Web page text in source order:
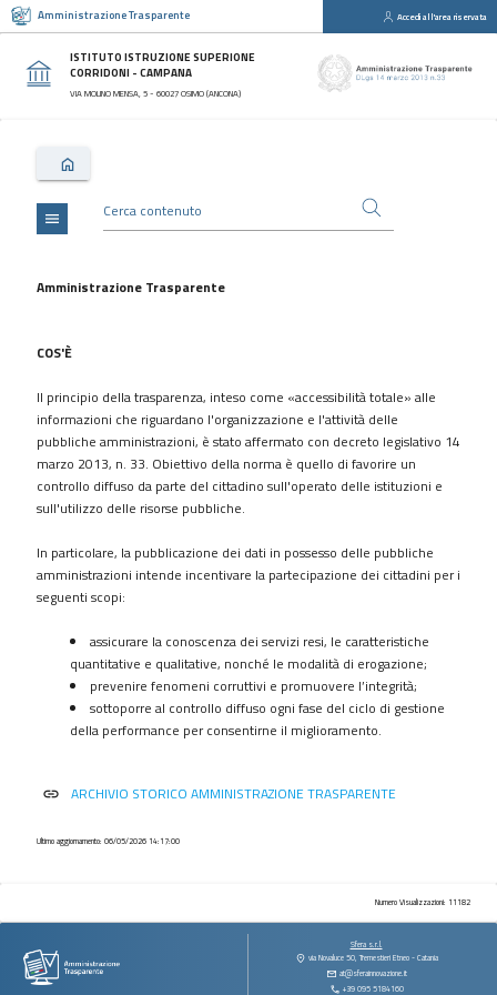
Amministrazione Trasparente Accedi all'area riservata
ISTITUTO ISTRUZIONE SUPERIONE
CORRIDONI - CAMPANA
VIA MOLINO MENSA, 5 - 60027 OSIMO (ANCONA)
Sezioni
Disposizioni
Generali
Consulenti
collaboratori
Bandi
Performance
Enti
controllati
Attività
e
procedimenti
Controlli
sulle
contratti
contributi
vantaggi
immobili
e
menu
Amministrazione Trasparente
COS'È
Il principio della trasparenza, inteso come «accessibilità totale» alle
informazioni che riguardano l'organizzazione e l'attività delle
pubbliche amministrazioni, è stato affermato con decreto legislativo 14
marzo 2013, n. 33. Obiettivo della norma è quello di favorire un
controllo diffuso da parte del cittadino sull'operato delle istituzioni e
sull'utilizzo delle risorse pubbliche.
In particolare, la pubblicazione dei dati in possesso delle pubbliche
amministrazioni intende incentivare la partecipazione dei cittadini per i
seguenti scopi:
assicurare la conoscenza dei servizi resi, le caratteristiche
quantitative e qualitative, nonché le modalità di erogazione;
prevenire fenomeni corruttivi e promuovere l’integrità;
sottoporre al controllo diffuso ogni fase del ciclo di gestione
della performance per consentirne il miglioramento.
link ARCHIVIO STORICO AMMINISTRAZIONE TRASPARENTE
Ultimo aggiornamento: 06/05/2026 14:17:00
Numero Visualizzazioni: 11182
Sfera s.r.l.
via Novaluce 50, Tremestieri Etneo - Catania
at@sferainnovazione.it
+39 095 5184160